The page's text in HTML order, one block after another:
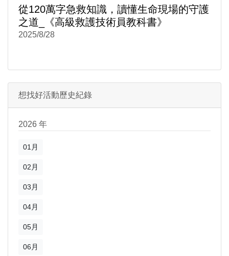
從120萬字急救知識，讀懂生命現場的守護
之道_《高級救護技術員教科書》
2025/8/28
想找好活動歷史紀錄
2026 年
01月
02月
03月
04月
05月
06月